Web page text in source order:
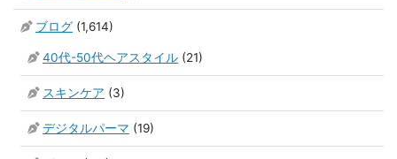
ブログ (1,614)
40代-50代ヘアスタイル (21)
スキンケア (3)
デジタルパーマ (19)